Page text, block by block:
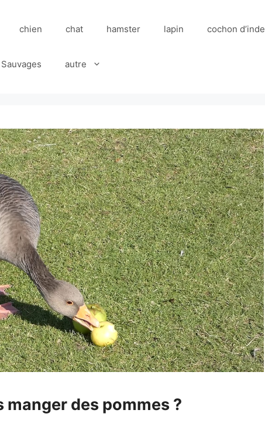
chien chat hamster lapin cochon d’inde
autre
des pommes ?